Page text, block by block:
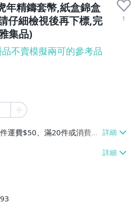
年精鑄套幣,紙盒錦盒
仔細檢視後再下標,完
集品)
1
不賣模擬兩可的參考品
運費$50、滿20件或消費滿